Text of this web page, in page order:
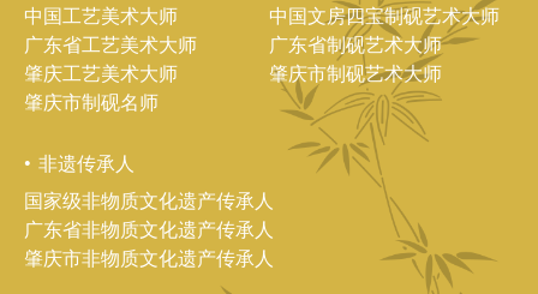
中国工艺美术大师
中国文房四宝制砚艺术大师
广东省工艺美术大师
广东省制砚艺术大师
肇庆工艺美术大师
肇庆市制砚艺术大师
肇庆市制砚名师
非遗传承人
国家级非物质文化遗产传承人
广东省非物质文化遗产传承人
肇庆市非物质文化遗产传承人